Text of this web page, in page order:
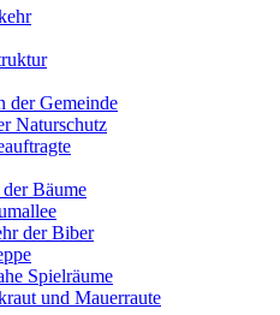
der Gemeinde
Naturschutz
Bäume
der Biber
Spielräume
und Mauerraute